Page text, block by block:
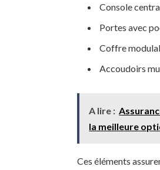
Console
Portes avec
Coffre
Accoudoirs
A lire :
la meilleure
Ces éléments